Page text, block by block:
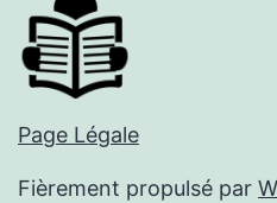
Page Légale
Fièrement propulsé par